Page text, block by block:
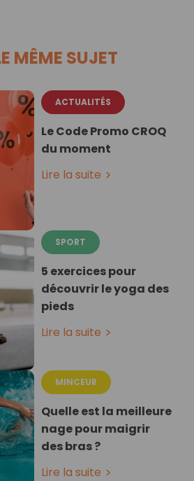
MÊME SUJET
ACTUALITÉS
Le Code Promo CROQ
du moment
Lire la suite
SPORT
5 exercices pour
découvrir le yoga des
pieds
Lire la suite
MINCEUR
Quelle est la meilleure
nage pour maigrir
des bras ?
Lire la suite